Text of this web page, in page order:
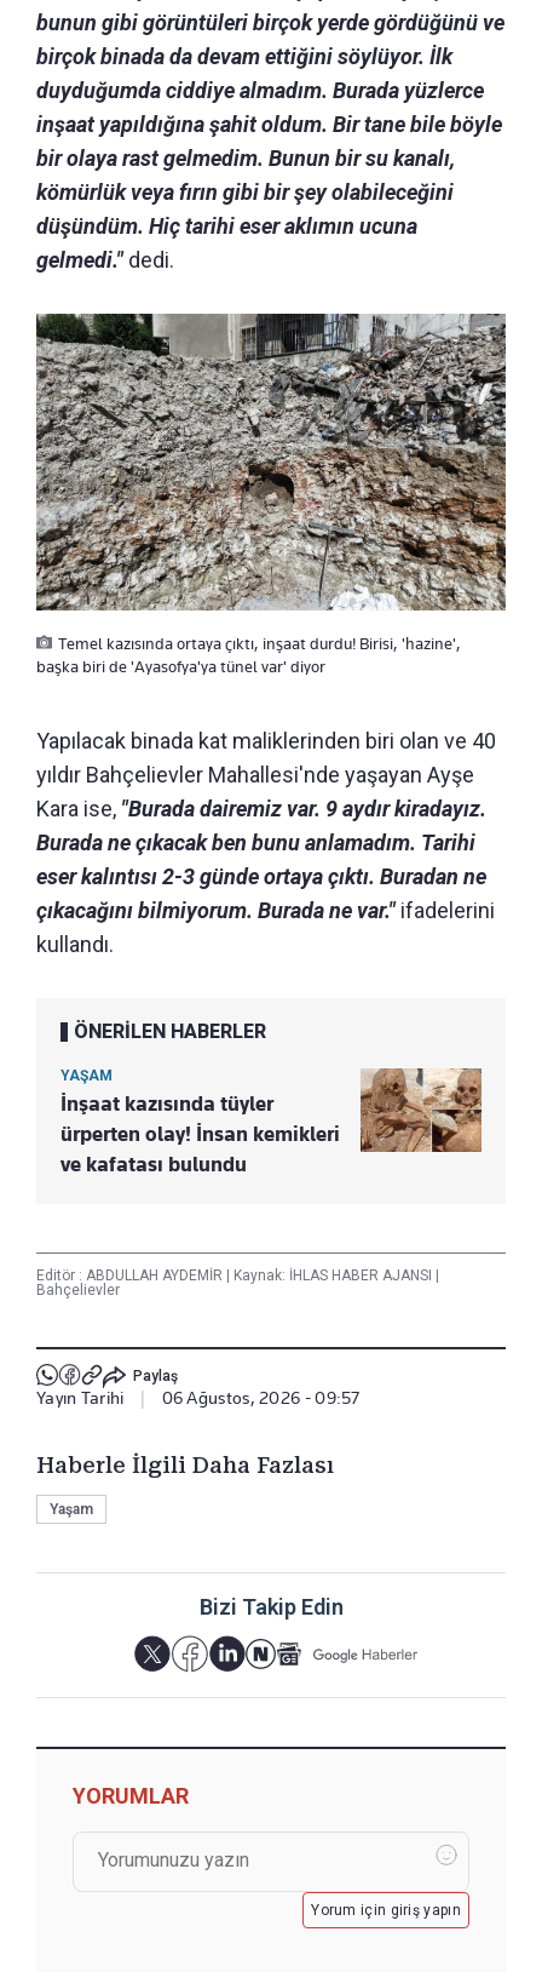
bunun gibi görüntüleri birçok yerde gördüğünü ve
birçok binada da devam ettiğini söylüyor. İlk
duyduğumda ciddiye almadım. Burada yüzlerce
inşaat yapıldığına şahit oldum. Bir tane bile böyle
bir olaya rast gelmedim. Bunun bir su kanalı,
kömürlük veya fırın gibi bir şey olabileceğini
düşündüm. Hiç tarihi eser aklımın ucuna
gelmedi."dedi.
Temel kazısında ortaya çıktı, inşaat durdu! Birisi, 'hazine',
başka biri de 'Ayasofya'ya tünel var' diyor
Yapılacak binada kat maliklerinden biri olan ve 40
yıldır Bahçelievler Mahallesi'nde yaşayan Ayşe
Kara ise, "Burada dairemiz var. 9 aydır kiradayız.
Burada ne çıkacak ben bunu anlamadım. Tarihi
eser kalıntısı 2-3 günde ortaya çıktı. Buradan ne
çıkacağını bilmiyorum. Burada ne var."ifadelerini
kullandı.
ÖNERİLEN HABERLER
YAŞAM
İnşaat kazısında tüyler
ürperten olay! İnsan kemikleri
ve kafatası bulundu
Editör : ABDULLAH AYDEMİR | Kaynak: İHLAS HABER AJANSI |
Bahçelievler
Paylaş
Yayın Tarihi 06 Ağustos, 2026 - 09:57
Haberle İlgili Daha Fazlası
Yaşam
Bizi Takip Edin
YORUMLAR
Yorum için giriş yapın